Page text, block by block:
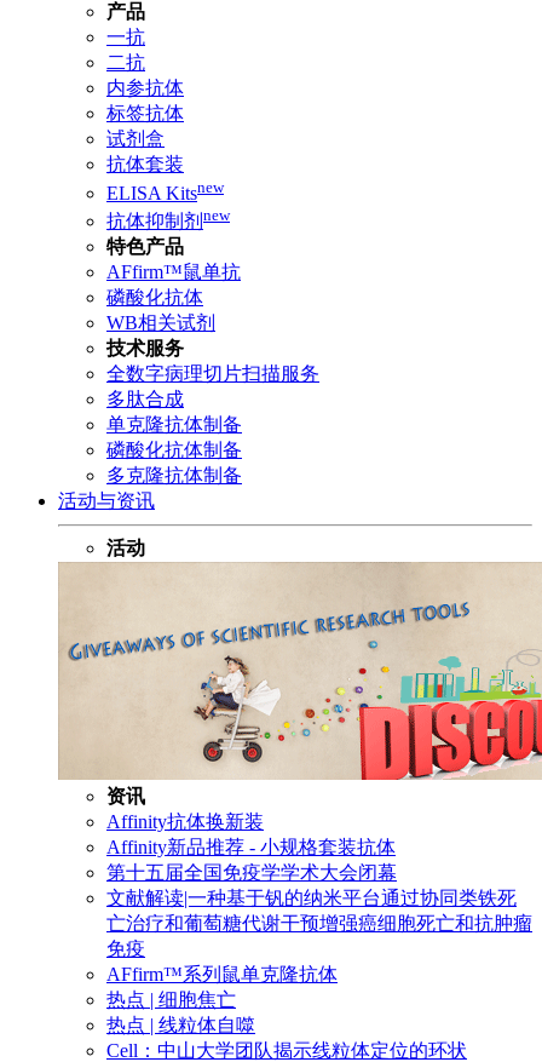
产品
一抗
二抗
内参抗体
标签抗体
试剂盒
抗体套装
ELISA Kitsnew
抗体抑制剂 new
特色产品
AFfirm™鼠单抗
磷酸化抗体
WB相关试剂
技术服务
全数字病理切片扫描服务
多肽合成
单克隆抗体制备
磷酸化抗体制备
多克隆抗体制备
活动与资讯
活动
资讯
Affinity抗体换新装
Affinity新品推荐 - 小规格套装抗体
第十五届全国免疫学学术大会闭幕
文献解读|一种基于钒的纳米平台通过协同类铁死
亡治疗和葡萄糖代谢干预增强癌细胞死亡和抗肿瘤
免疫
AFfirm™系列鼠单克隆抗体
热点 | 细胞焦亡
热点 | 线粒体自噬
Cell：中山大学团队揭示线粒体定位的环状